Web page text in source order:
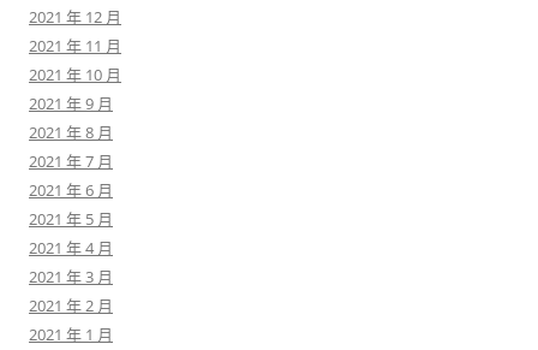
2021 年 12 月
2021 年 11 月
2021 年 10 月
2021 年 9 月
2021 年 8 月
2021 年 7 月
2021 年 6 月
2021 年 5 月
2021 年 4 月
2021 年 3 月
2021 年 2 月
2021 年 1 月